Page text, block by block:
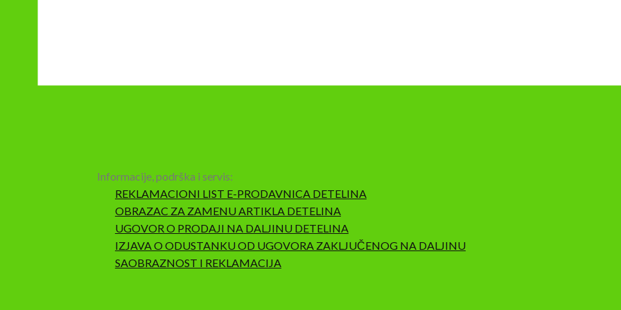
Informacije, podrška i servis:
REKLAMACIONI LIST E-PRODAVNICA DETELINA
OBRAZAC ZA ZAMENU ARTIKLA DETELINA
UGOVOR O PRODAJI NA DALJINU DETELINA
IZJAVA O ODUSTANKU OD UGOVORA ZAKLJUČENOG NA DALJINU
SAOBRAZNOST I REKLAMACIJA